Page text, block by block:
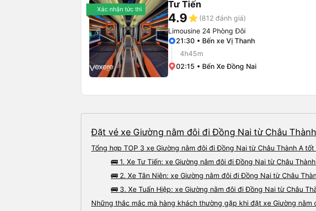
Xác nhận tức thì Tư Tiến
4.9star (812 đánh giá)
Limousine 24 Phòng Đôi
21:30 • Bến xe Vị Thanh
4h45m
02:15 • Bến Xe Đồng Nai
Đặt vé xe Giường nằm đôi đi Đồng Nai từ Châu
Tổng hợp TOP 3 xe Giường nằm đôi đi Đồng Nai từ Châu Thành A
🚌 1. Xe Tư Tiến: xe Giường nằm đôi đi Đồng Nai từ Châu
🚌 2. Xe Tân Niên: xe Giường nằm đôi đi Đồng Nai từ Châu
🚌 3. Xe Tuấn Hiệp: xe Giường nằm đôi đi Đồng Nai từ Châu
Những thắc mắc mà hàng khách thường gặp khi đặt xe Giường nằm